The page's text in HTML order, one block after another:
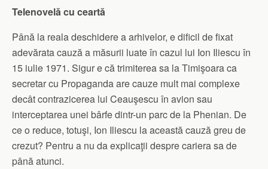
Telenovelă cu ceartă
Până la reala deschidere a arhivelor, e dificil de fixat
adevărata cauză a măsurii luate în cazul lui Ion Iliescu în
15 iulie 1971. Sigur e că trimiterea sa la Timişoara ca
secretar cu Propaganda are cauze mult mai complexe
decât contrazicerea lui Ceauşescu în avion sau
interceptarea unei bârfe dintr-un parc de la Phenian. De
ce o reduce, totuşi, Ion Iliescu la această cauză greu de
crezut? Pentru a nu da explicaţii despre cariera sa de
până atunci.